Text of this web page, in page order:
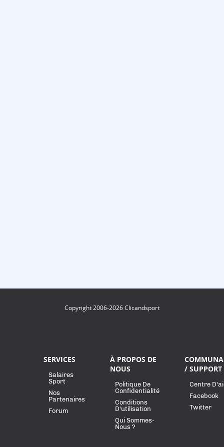
Copyright 2006-2026 Clicandsport
SERVICES
Salaires
Sport
Nos
Partenaires
Forum
À PROPOS DE
NOUS
Politique De
Confidentialité
Conditions
D'utilisation
Qui Sommes-
Nous ?
/ SUPPORT
Centre
Facebook
Twitter